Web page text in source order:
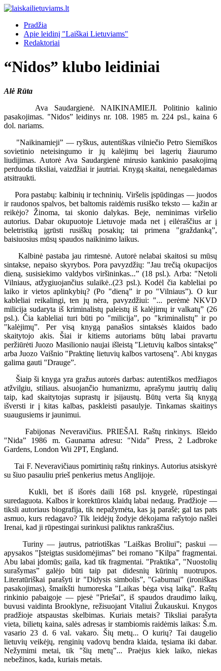
Pradžia
Apie leidinį "Laiškai Lietuviams"
Redaktoriai
“Nidos” klubo leidiniai
Alė Rūta
Ava Saudargienė. NAIKINAMIEJI. Politinio kalinio
pasakojimas. "Nidos” leidinys nr. 108. 1985 m. 224 psl., kaina 6
dol. nariams.
"Naikinamieji” — ryškus, autentiškas vilniečio Petro Siemiškos
sovietinio neteisingumo ir jų kalėjimų bei lagerių žiaurumo
liudijimas. Autorė Ava Saudargienė mirusio kankinio pasakojimą
perduoda tiksliai, vaizdžiai ir jautriai. Knygą skaitai, nenegalėdamas
atsitraukti.
Pora pastabų: kalbinių ir techninių. Viršelis įspūdingas — juodos
ir raudonos spalvos, bet baltomis raidėmis rusiško teksto — kažin ar
reikėjo? Žinoma, tai skonio dalykas. Beje, neminimas viršelio
autorius. Dabar okupuotoje Lietuvoje mada net į eilėraščius ar į
beletristiką įgrūsti rusiškų posakių; tai primena "graždanką”,
baisiuosius mūsų spaudos naikinimo laikus.
Kalbinė pastaba jau rimtesnė. Autorė nelabai skaitosi su mūsų
sintakse, nepaiso skyrybos. Pora pavyzdžių: "Jau trečią okupacijos
dieną, susisiekimo valdybos viršininkas...” (18 psl.). Arba: "Netoli
Vilniaus, atžygiuojančius sulaikė..(23 psl.). Kodėl čia kableliai po
laiko ir vietos aplinkybių? (Po "dieną” ir po "Vilniaus”). O kur
kableliai reikalingi, ten jų nėra, pavyzdžiui: "... perėmė NKVD
milicija sudaryta iš kriminalistų paleistų iš kalėjimų ir valkatų” (26
psl.). Čia kableliai turi būti po "milicija”, po "kriminalistų” ir po
"kalėjimų”. Per visą knygą panašios sintaksės klaidos bado
skaitytojo akis. Šiai ir kitiems autoriams būtų labai pravartu
peržiūrėti Juozo Masilionio naujai išleistą "Lietuvių kalbos sintaksę”
arba Juozo Vaišnio "Praktinę lietuvių kalbos vartoseną”. Abi knygas
galima gauti "Drauge”.
Šiaip ši knyga yra gražus autorės darbas: autentiškos medžiagos
atžvilgiu, stiliaus. alsuojančio humanizmu, aprašymu jautrių dalių
taip, kad skaitytojas suprastų ir įsijaustų. Būtų verta šią knygą
išversti ir į kitas kalbas, paskleisti pasaulyje. Tinkamas skaitinys
suaugusiems ir jaunimui.
Fabijonas Neveravičius. PRIEŠAI. Raštų rinkinys. Išleido
"Nida” 1986 m. Gaunama adresu: "Nida” Press, 2 Ladbroke
Gardens, London Wii 2PT, England.
Tai F. Neveravičiaus pomirtinių raštų rinkinys. Autorius atsiskyrė
su šiuo pasauliu prieš penkerius metus Anglijoje.
Kukli, bet iš išorės daili 168 psl. knygelė, rūpestingai
suredaguota. Kalbos ir korektūros klaidų labai nedaug. Pradžioje —
tiksli autoriaus biografija, tik nepažymėta, kas ją parašė; gal tas pats
asmuo, kurs redagavo? Tik leidėjų žodyje dėkojama rašytojo našlei
Irenai, kad ji rūpestingai surinkusi paliktus rankraščius.
Turiny — jautrus, patriotiškas "Laiškas Broliui”; paskui —
apysakos "Įsteigtas susidomėjimas” bei romano "Kilpa” fragmentai.
Abu labai įdomūs; gaila, kad tik fragmentai. "Praktika”, "Nuostolių
surašymas” galėjo būti taip pat didesnių kūrinių nuotrupos.
Literatūriškai parašyti ir "Didysis simbolis”, "Gabumai” (ironiškas
pasakojimas), šmaikšti humoreska "Laikas bėga visą laiką”. Raštų
rinkinio pabaigoje — pjesė "Priešai”, iš spaudos draudimo laikų,
buvusi vaidinta Brooklyne, režisuojant Vitaliui Žukauskui. Knygos
pradžioje atspaustas skelbimas. Kuriais metais? Tiksliai parašyta
vieta, bilietų kaina, salės adresas ir stambiomis raidėmis laikas: Š.m.
vasario 23 d. 6 val. vakaro. Šių metų... O kurių? Tai daugelio
lietuvių veikėjų, renginių vadovų bendra klaida, tęsiama iki dabar.
Nežymimi metai, tik "šių metų”... Praėjus kiek laiko, niekas
nebežinos, kada, kuriais metais.